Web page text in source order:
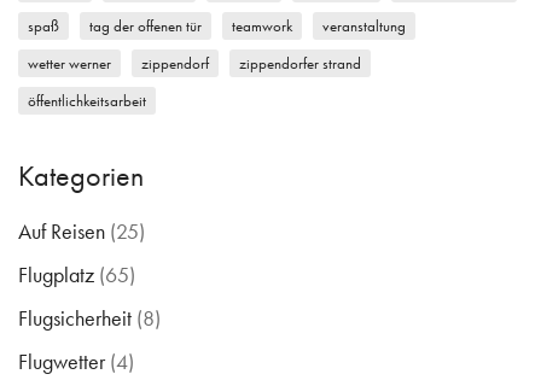
spaß
tag der offenen tür teamwork
veranstaltung
wetter werner
zippendorf
zippendorfer strand
öffentlichkeitsarbeit
Kategorien
Auf Reisen (25)
Flugplatz (65)
Flugsicherheit (8)
Flugwetter(4)